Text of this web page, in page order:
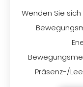
Wenden Sie
Präsenz-/